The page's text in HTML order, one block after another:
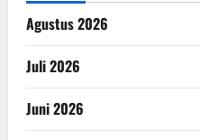
Agustus 2026
Juli 2026
Juni 2026